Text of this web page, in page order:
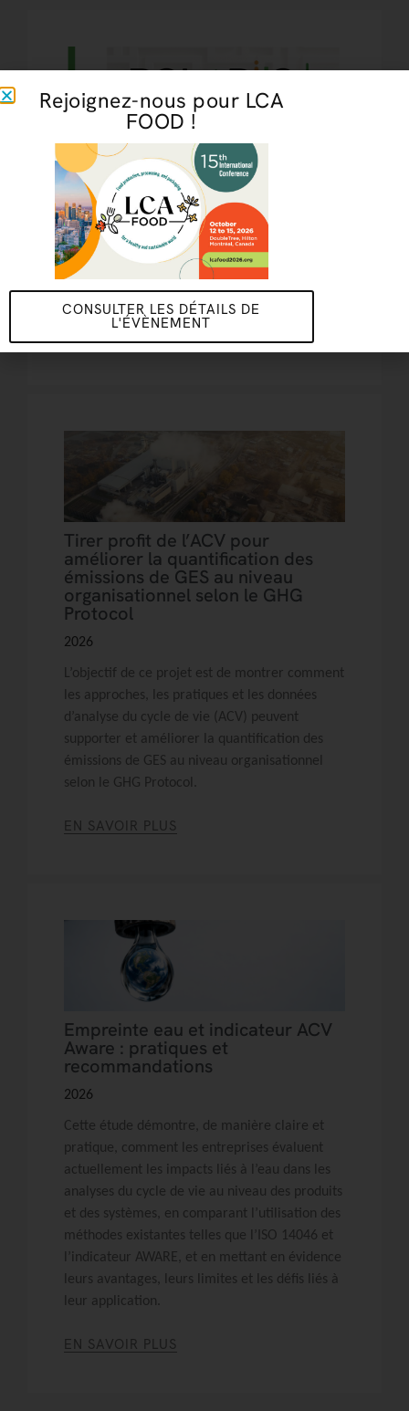
POLARIIS+
2026
Comprendre l’empreinte environnementale
reliant nos modes de production et de
consommation
Consommation durable,Outil
Tirer profit de l’ACV pour
améliorer la quantification des
émissions de GES au niveau
organisationnel selon le GHG
Protocol
2026
L’objectif de ce projet est de montrer comment
les approches, les pratiques et les données
d’analyse du cycle de vie (ACV) peuvent
supporter et améliorer la quantification des
émissions de GES au niveau organisationnel
selon le GHG Protocol.
EN SAVOIR PLUS
Empreinte eau et indicateur ACV
Aware : pratiques et
recommandations
2026
Cette étude démontre, de manière claire et
pratique, comment les entreprises évaluent
actuellement les impacts liés à l’eau dans les
analyses du cycle de vie au niveau des produits
et des systèmes, en comparant l’utilisation des
méthodes existantes telles que l’ISO 14046 et
l’indicateur AWARE, et en mettant en évidence
leurs avantages, leurs limites et les défis liés à
leur application.
EN SAVOIR PLUS
Rejoignez-nous pour LCA
FOOD !
CONSULTER LES DÉTAILS DE
L'ÉVÈNEMENT